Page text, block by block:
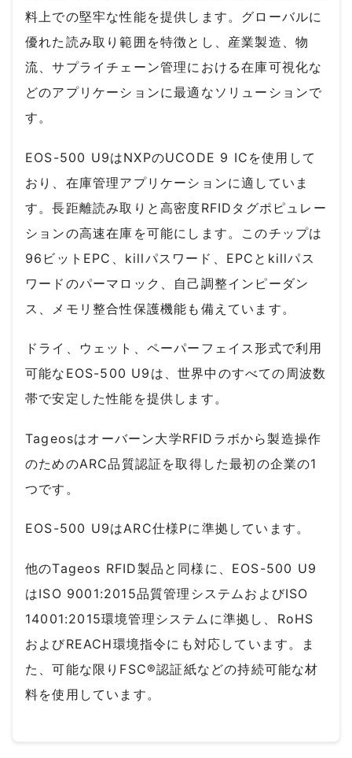
料上での堅牢な性能を提供します。グローバルに
優れた読み取り範囲を特徴とし、産業製造、物
流、サプライチェーン管理における在庫可視化な
どのアプリケーションに最適なソリューションで
す。
EOS-500 U9はNXPのUCODE 9 ICを使用して
おり、在庫管理アプリケーションに適していま
す。長距離読み取りと高密度RFIDタグポピュレー
ションの高速在庫を可能にします。このチップは
96ビットEPC、killパスワード、EPCとkillパス
ワードのパーマロック、自己調整インピーダン
ス、メモリ整合性保護機能も備えています。
ドライ、ウェット、ペーパーフェイス形式で利用
可能なEOS-500 U9は、世界中のすべての周波数
帯で安定した性能を提供します。
Tageosはオーバーン大学RFIDラボから製造操作
のためのARC品質認証を取得した最初の企業の1
つです。
EOS-500 U9はARC仕様Pに準拠しています。
他のTageos RFID製品と同様に、EOS-500 U9
はISO 9001:2015品質管理システムおよびISO
14001:2015環境管理システムに準拠し、RoHS
およびREACH環境指令にも対応しています。ま
た、可能な限りFSC®認証紙などの持続可能な材
料を使用しています。